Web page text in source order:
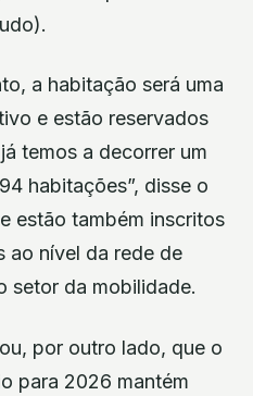
a habitação será uma
e estão reservados
temos a decorrer um
habitações”, disse o
estão também inscritos
ao nível da rede de
setor da mobilidade.
por outro lado, que o
para 2026 mantém